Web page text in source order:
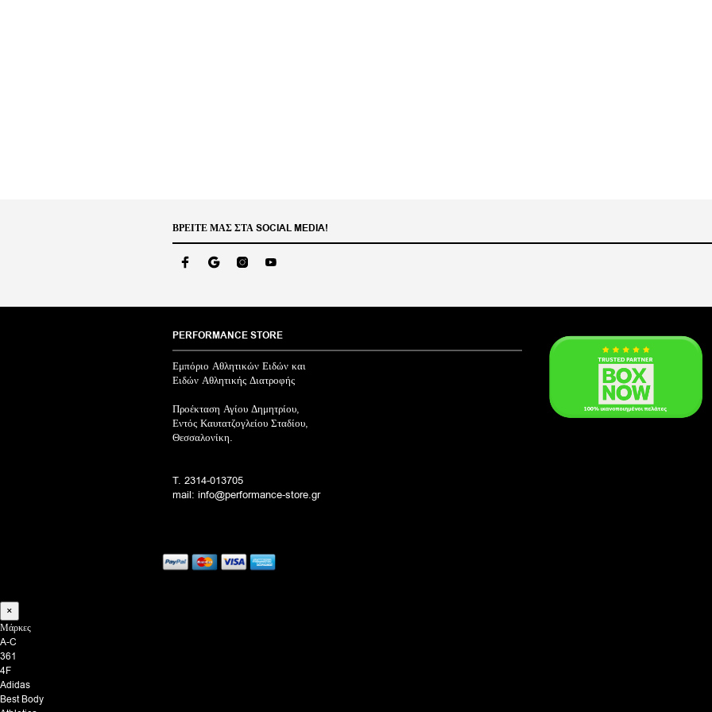
ΒΡΕΊΤΕ ΜΑΣ ΣΤΑ SOCIAL MEDIA!
PERFORMANCE STORE
Εμπόριο Αθλητικών Ειδών και
Ειδών Αθλητικής Διατροφής
Προέκταση Αγίου Δημητρίου,
Εντός Καυτατζογλείου Σταδίου,
Θεσσαλονίκη.
T. 2314-013705
mail: info@performance-store.gr
×
Μάρκες
A-C
361
4F
Adidas
Best Body